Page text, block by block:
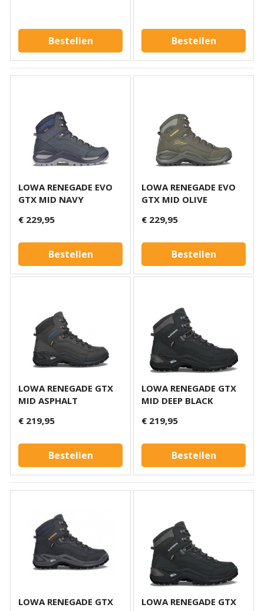
Bestellen Bestellen
LOWA RENEGADE EVO
GTX MID NAVY
€ 229,95
Bestellen
LOWA RENEGADE EVO
GTX MID OLIVE
€ 229,95
Bestellen
LOWA RENEGADE GTX
MID ASPHALT
€ 219,95
Bestellen
LOWA RENEGADE GTX
MID DEEP BLACK
€ 219,95
Bestellen
LOWA RENEGADE GTX
LOWA RENEGADE GTX